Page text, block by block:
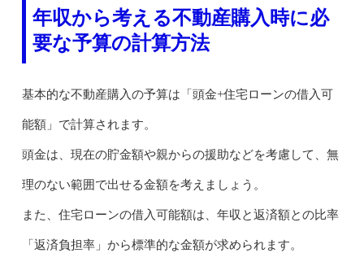
年収から考える不動産購入時に必
要な予算の計算方法
基本的な不動産購入の予算は「頭金+住宅ローンの借入可
能額」で計算されます。
頭金は、現在の貯金額や親からの援助などを考慮して、無
理のない範囲で出せる金額を考えましょう。
また、住宅ローンの借入可能額は、年収と返済額との比率
「返済負担率」から標準的な金額が求められます。